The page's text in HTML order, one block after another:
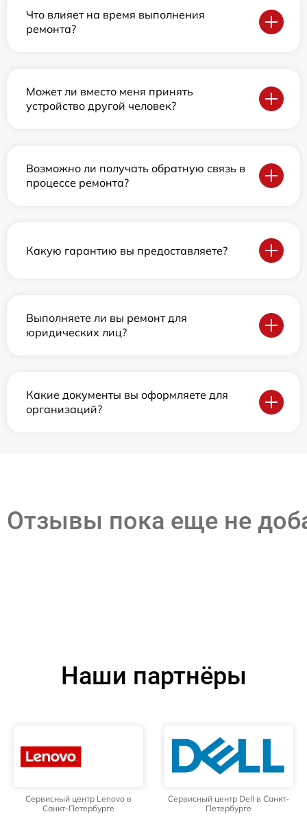
Что влияет на время выполнения
ремонта?
Может ли вместо меня принять
устройство другой человек?
Возможно ли получать обратную связь в
процессе ремонта?
Какую гарантию вы предоставляете?
Выполняете ли вы ремонт для
юридических лиц?
Какие документы вы оформляете для
организаций?
Отзывы пока еще не
Наши партнёры
Сервисный центр Lenovo в
Санкт-Петербурге
Сервисный центр Dell в Санкт-
Петербурге